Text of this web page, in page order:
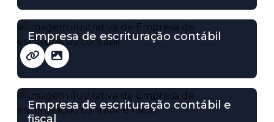
Empresa de escrituração contábil
Empresa de escrituração contábil e
fiscal